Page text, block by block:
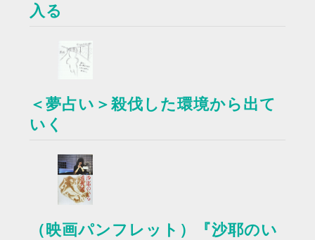
入る
＜夢占い＞殺伐した環境から出て
いく
（映画パンフレット）『沙耶のい